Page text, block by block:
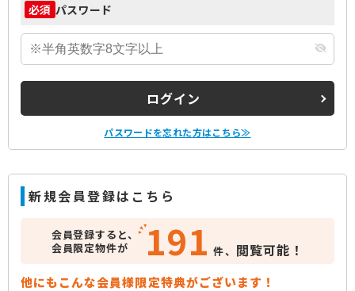
必須 パスワード
ログイン
パスワードを忘れた方はこちら≫
新規会員登録はこちら
会員登録すると、
会員限定物件が
191 件、 閲覧可能！
他にもこんな会員様限定特典がございます！